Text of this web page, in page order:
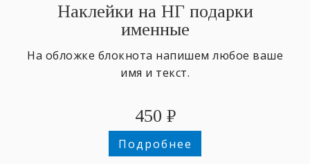
Наклейки на НГ подарки
именные
На обложке блокнота напишем любое ваше
имя и текст.
450 ₽
Подробнее